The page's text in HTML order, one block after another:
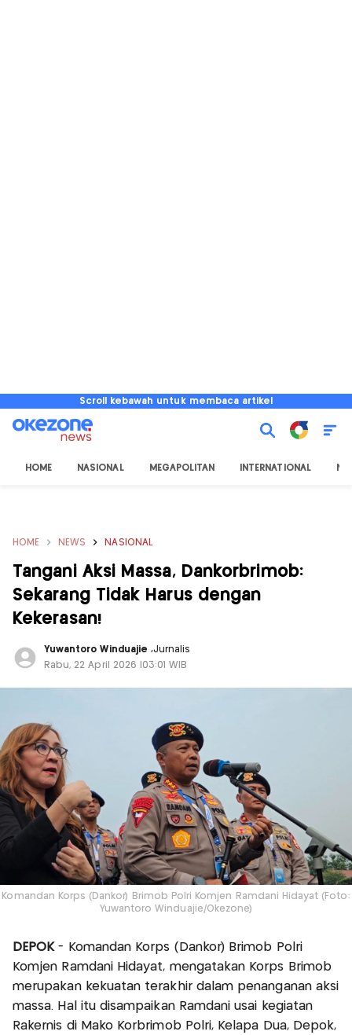
Scroll kebawah untuk membaca artikel
HOME NASIONAL MEGAPOLITAN INTERNATIONAL
HOME NEWS NASIONAL
Tangani Aksi Massa, Dankorbrimob:
Sekarang Tidak Harus dengan
Kekerasan!
Yuwantoro Winduajie ,Jurnalis
Rabu, 22 April 2026 |03:01 WIB
Komandan Korps (Dankor) Brimob Polri Komjen Ramdani Hidayat (Foto:
Yuwantoro Winduajie/Okezone)
DEPOK- Komandan Korps (Dankor) Brimob Polri
Komjen Ramdani Hidayat, mengatakan Korps Brimob
merupakan kekuatan terakhir dalam penanganan aksi
massa. Hal itu disampaikan Ramdani usai kegiatan
Rakernis di Mako Korbrimob Polri, Kelapa Dua, Depok,